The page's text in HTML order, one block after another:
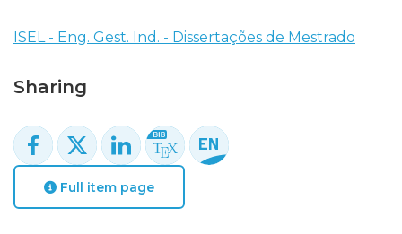
ISEL - Eng. Gest. Ind. - Dissertações de Mestrado
Sharing
Full item page